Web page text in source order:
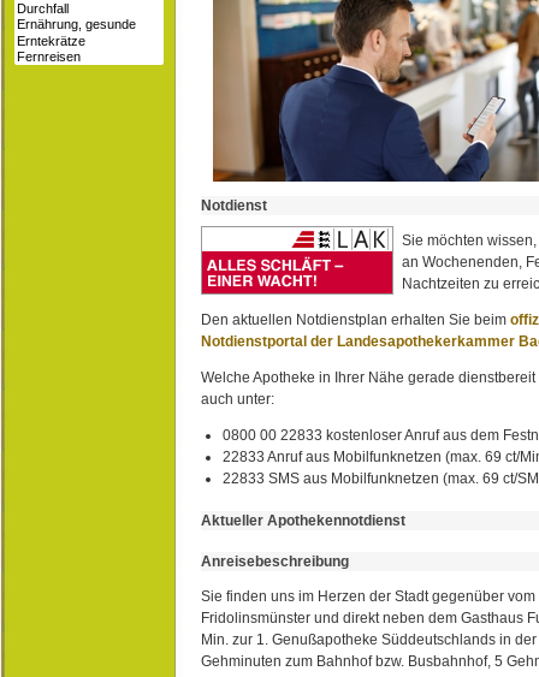
Notdienst
Sie möchten
an Wochenenden,
Nachtzeiten zu
Den aktuellen Notdienstplan erhalten Sie beim
Notdienstportal der Landesapothekerkammer
Welche Apotheke in Ihrer Nähe gerade
auch unter:
0800 00 22833 kostenloser Anruf aus dem
22833 Anruf aus Mobilfunknetzen (max. 69 ct/
22833 SMS aus Mobilfunknetzen (max. 69 ct/
Aktueller Apothekennotdienst
Anreisebeschreibung
Sie finden uns im Herzen der Stadt gegenüber
Fridolinsmünster und direkt neben dem Gasthaus
Min. zur 1. Genußapotheke Süddeutschlands in
Gehminuten zum Bahnhof bzw. Busbahnhof, 5